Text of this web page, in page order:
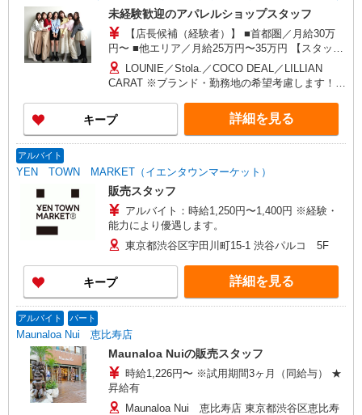
未経験歓迎のアパレルショップスタッフ
【店長候補（経験者）】 ■首都圏／月給30万
円〜 ■他エリア／月給25万円〜35万円 【スタッ
フ】 ■首都圏／月給24万3,800円〜40万円 ■大阪／
月給23万3,500円〜35万円 ■京都、兵庫、愛知、岐
阜、福岡／月給22万7,800円〜35万円 ■他エリア／
月給22万2,100円〜35万円 固定残業手当含む（1ヶ
月あたり20時間）※超過時は追加支給 首都圏エリ
ア：30,800円 大阪：29,500円 京都、兵庫、愛知、
考慮 ※試用期間3ヶ月も同条件（首都圏：店長候
補は月給27万円〜）
LOUNIE／Stola.／COCO DEAL／LILLIAN
CARAT ※ブランド・勤務地の希望考慮します！※
道、宮城（仙台）、愛知、岐阜、大阪、兵庫、京
都、和歌山、岡山、広島、愛媛、福岡、長崎、宮
崎、熊本などの各店舗で募集しています。
LUMINE2店／ルミネ池袋店／ルミネ横浜／ルミネ
大宮店／ルミネ有楽町店 ルミネ立川店／ルミネ町
田店／池袋PARCO店／東京スカイツリータウン・
ソラマチ店 イクスピアリ店／イオンレイクタウン
店／ジョイナス店／テラスモール湘南店 タカシマ
ヤ ゲートタワーモール店／イオンモール各務原イ
寺MIO店／阪神梅田本店／京都ポルタ店／阪急西
宮ガーデンズ店 ルクアイーレ大阪店／岡山一番街
店／ミナモア広島店／博多阪急店／天神ソラリア
キープ 詳細を見る
アルバイト
YEN TOWN MARKET（イエンタウンマーケット）
販売スタッフ
アルバイト：時給1,250円〜1,400円 ※経験・
能力により優遇します。
東京都渋谷区宇田川町15-1 渋谷パルコ 5F
キープ 詳細を見る
アルバイト パート
Maunaloa Nui 恵比寿店
Maunaloa Nuiの販売スタッフ
時給1,226円〜 ※試用期間3ヶ月（同給与） ★
昇給有
Maunaloa Nui 恵比寿店 東京都渋谷区恵比寿